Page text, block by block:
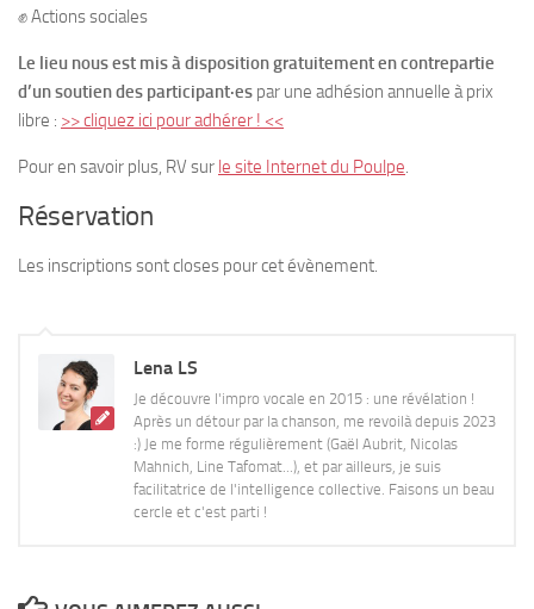
✊ Actions sociales
Le lieu nous est mis à disposition gratuitement en contrepartie
d’un soutien des participant·es par une adhésion annuelle à prix
libre : >> cliquez ici pour adhérer ! <<
Pour en savoir plus, RV sur le site Internet du Poulpe.
Réservation
Les inscriptions sont closes pour cet évènement.
Lena LS
Je découvre l'impro vocale en 2015 : une révélation !
Après un détour par la chanson, me revoilà depuis 2023
:) Je me forme régulièrement (Gaël Aubrit, Nicolas
Mahnich, Line Tafomat...), et par ailleurs, je suis
facilitatrice de l'intelligence collective. Faisons un beau
cercle et c'est parti !